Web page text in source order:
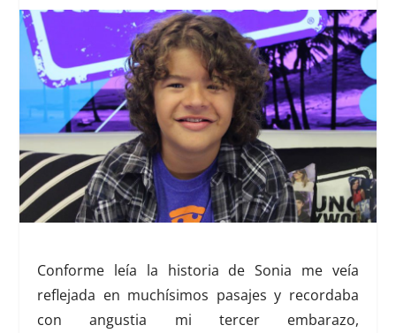
Conforme leía la historia de Sonia me veía
reflejada en muchísimos pasajes y recordaba
con angustia mi tercer embarazo,